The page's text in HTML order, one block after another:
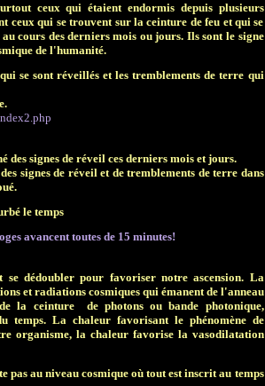
ceux qui étaient endormis depuis plusieurs
ceux qui se trouvent sur la ceinture de feu et qui se
cours des derniers mois ou jours. Ils sont le signe
de l'humanité.
se sont réveillés et les tremblements de terre qui
des signes de réveil ces derniers mois et jours.
signes de réveil et de tremblements de terre dans
le temps
avancent toutes de 15 minutes!
dédoubler pour favoriser notre ascension. La
et radiations cosmiques qui émanent de l'anneau
la ceinture
de photons ou bande photonique,
temps. La chaleur favorisant le phénomène de
organisme, la chaleur favorise la vasodilatation
pas au niveau cosmique où tout est inscrit au temps